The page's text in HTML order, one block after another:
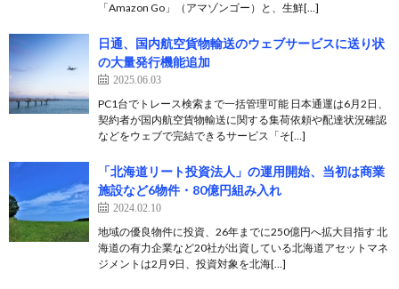
「Amazon Go」（アマゾンゴー）と、生鮮[…]
日通、国内航空貨物輸送のウェブサービスに送り状
の大量発行機能追加
2025.06.03
PC1台でトレース検索まで一括管理可能 日本通運は6月2日、
契約者が国内航空貨物輸送に関する集荷依頼や配達状況確認
などをウェブで完結できるサービス「そ[…]
「北海道リート投資法人」の運用開始、当初は商業
施設など6物件・80億円組み入れ
2024.02.10
地域の優良物件に投資、26年までに250億円へ拡大目指す 北
海道の有力企業など20社が出資している北海道アセットマネ
ジメントは2月9日、投資対象を北海[…]